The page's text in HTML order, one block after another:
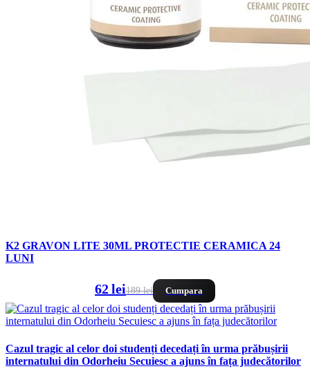
K2 GRAVON LITE 30ML PROTECTIE CERAMICA 24
LUNI
62 lei189 lei Cumpara
Cazul tragic al celor doi studenți decedați în urma prăbușirii
internatului din Odorheiu Secuiesc a ajuns în fața judecătorilor